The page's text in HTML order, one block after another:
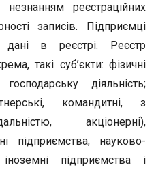
реєстраційних
записів. Підприємці
дані в реєстрі. Реєстр
такі суб’єкти: фізичні
діяльність;
командитні, з
акціонерні),
підприємства; науково-
підприємства і